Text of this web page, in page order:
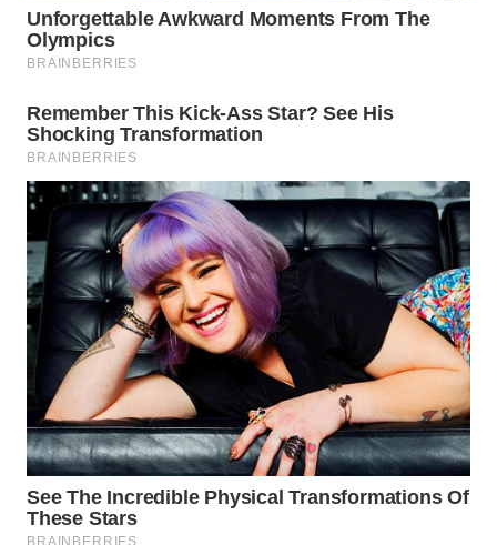
WN
PAKPAK
WN
KARAWANG
WN
BEKASI
WN
BOGOR
WN
DEPOK
WN
TAPANULI
UTARA